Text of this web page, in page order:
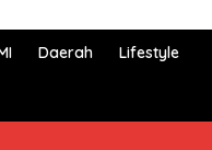
Daerah Lifestyle